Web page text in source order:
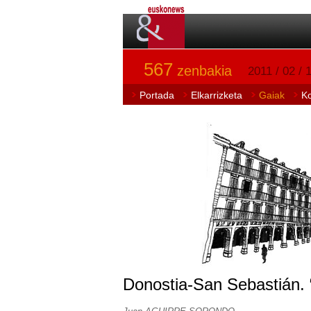
567 zenbakia 2011 / 02 /
Portada Elkarrizketa Gaiak
Donostia-San Sebastián.